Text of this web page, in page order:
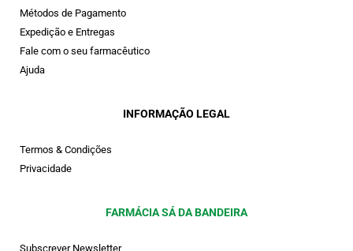
Métodos de Pagamento
Expedição e Entregas
Fale com o seu farmacêutico
Ajuda
INFORMAÇÃO LEGAL
Termos & Condições
Privacidade
FARMÁCIA SÁ DA BANDEIRA
Subscrever Newsletter